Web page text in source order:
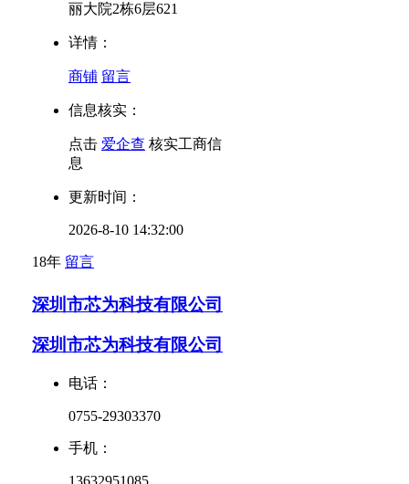
丽大院2栋6层621
详情：
商铺 留言
信息核实：
点击 爱企查 核实工商信
息
更新时间：
2026-8-10 14:32:00
18年 留言
深圳市芯为科技有限公司
深圳市芯为科技有限公司
电话：
0755-29303370
手机：